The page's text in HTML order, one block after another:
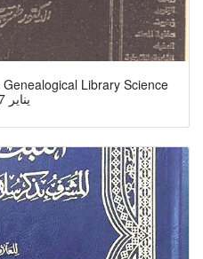
يناير 2017